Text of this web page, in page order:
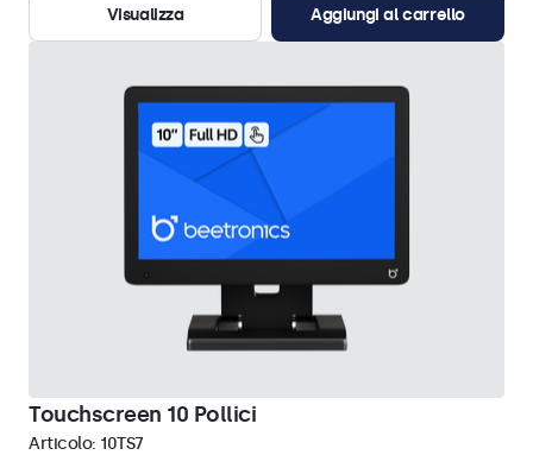
Visualizza
Aggiungi al carrello
Touchscreen 10 Pollici
Articolo: 10TS7